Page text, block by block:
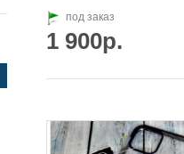
под заказ
1 900р.